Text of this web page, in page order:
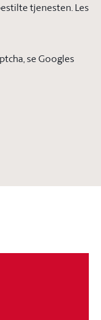
tjenesten. Les
se Googles